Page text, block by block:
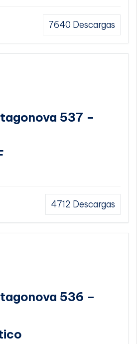
7640 Descargas
537 –
4712 Descargas
536 –